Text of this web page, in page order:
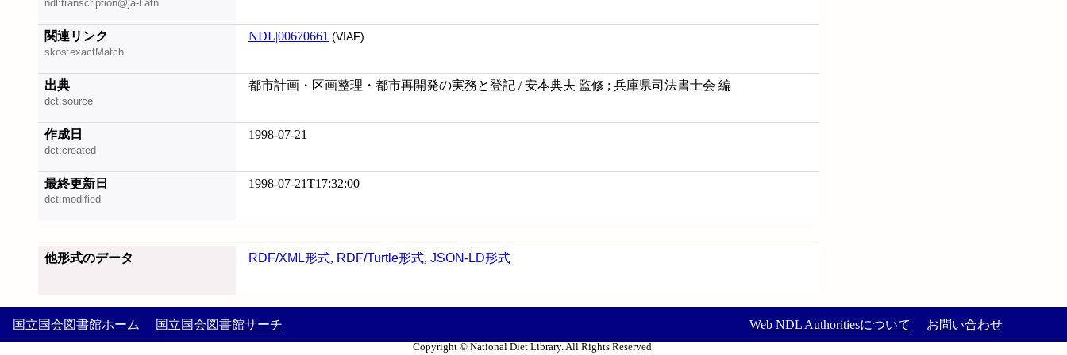
ndl:transcription@ja-Latn
関連リンク
skos:exactMatch
NDL|00670661 (VIAF)
出典
dct:source
都市計画・区画整理・都市再開発の実務と登記 / 安本典夫 監修 ; 兵庫県司法書士会 編
作成日
dct:created
1998-07-21
最終更新日
dct:modified
1998-07-21T17:32:00
他形式のデータ RDF/XML形式, RDF/Turtle形式, JSON-LD形式
国立国会図書館ホーム 国立国会図書館サーチ Web NDL Authoritiesについて お問い合わせ
Copyright © National Diet Library. All Rights Reserved.